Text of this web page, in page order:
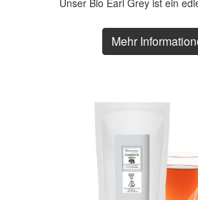
Unser Bio Earl Grey ist ein
Mehr